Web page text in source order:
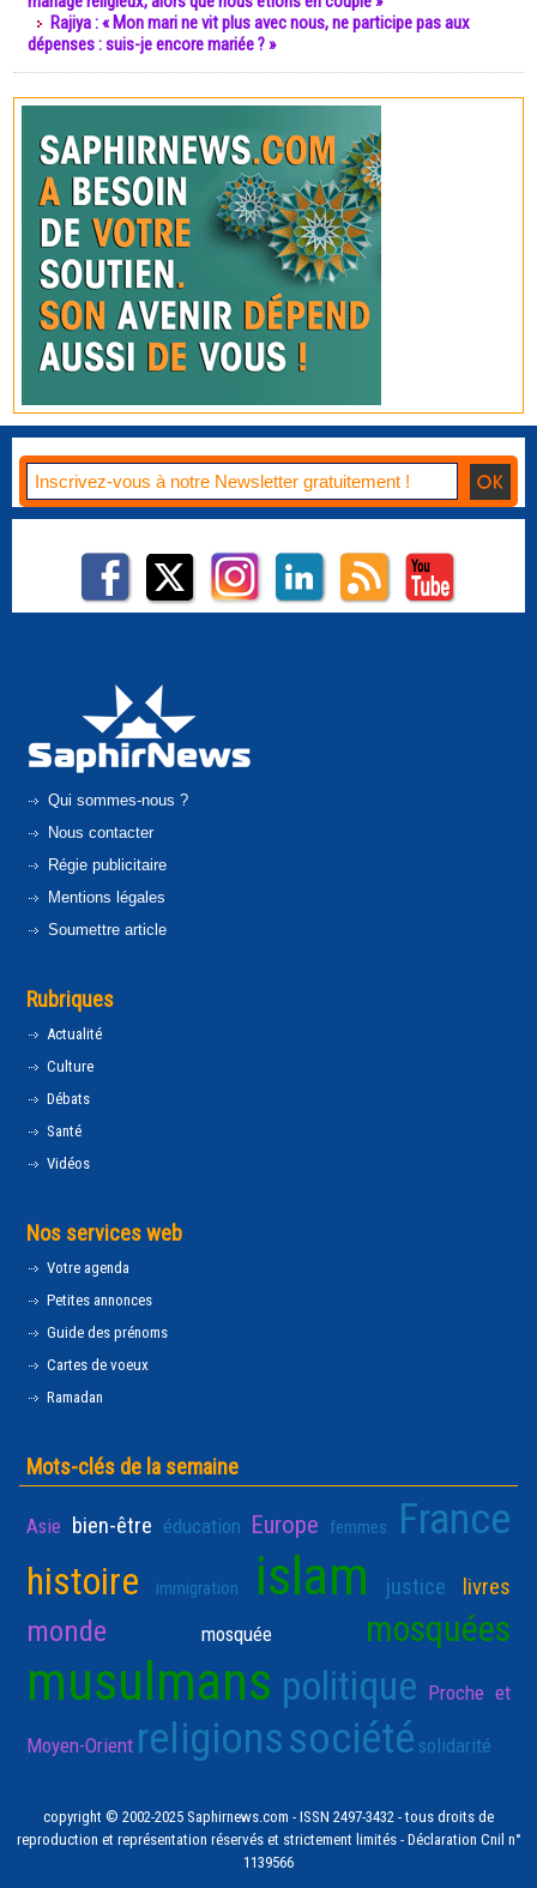
Rajiya : « Mon mari ne vit plus avec nous, ne participe pas aux
dépenses : suis-je encore mariée ? »
Qui sommes-nous ?
Nous contacter
Régie publicitaire
Mentions légales
Soumettre article
Rubriques
Actualité
Culture
Débats
Santé
Vidéos
Nos services web
Votre agenda
Petites annonces
Guide des prénoms
Cartes de voeux
Ramadan
Mots-clés de la semaine
Asie bien-être éducation Europe femmes France
histoire immigration islam justice livres
monde mosquée mosquées
musulmans politique Proche et
Moyen-Orient religionssociété solidarité
copyright © 2002-2025 Saphirnews.com - ISSN 2497-3432 - tous droits de
reproduction et représentation réservés et strictement limités - Déclaration Cnil n°
1139566